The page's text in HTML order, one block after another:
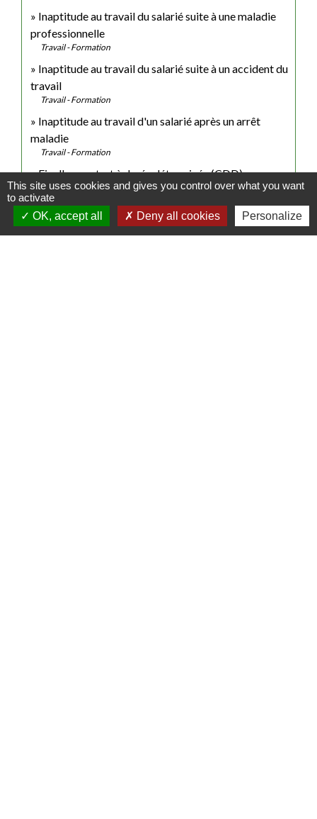
Inaptitude au travail du salarié suite à une maladie
professionnelle
Travail - Formation
Inaptitude au travail du salarié suite à un accident du
travail
Travail - Formation
Inaptitude au travail d'un salarié après un arrêt
maladie
Travail - Formation
Fin d'un contrat à durée déterminée (CDD)
Travail - Formation
Signaler une erreur sur cette page
This site uses cookies and gives you control over what you want
to activate
OK, accept all
Deny all cookies Personalize